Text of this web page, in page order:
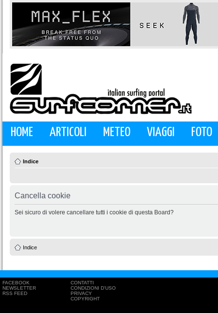
HOME ARTICOLI METEO VIAGGI FOTO
Indice
Cancella cookie
Sei sicuro di volere cancellare tutti i cookie di questa Board?
Indice
FACEBOOK
NEWSLETTER
RSS FEED
CONTATTI
CONDIZIONI D'USO
PRIVACY
COPYRIGHT